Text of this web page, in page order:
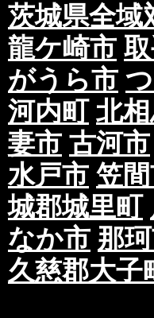
茨城県全域
龍ケ崎市
がうら市
河内町 北
妻市 古河市
水戸市 笠
城郡城里町
なか市 那
久慈郡大子